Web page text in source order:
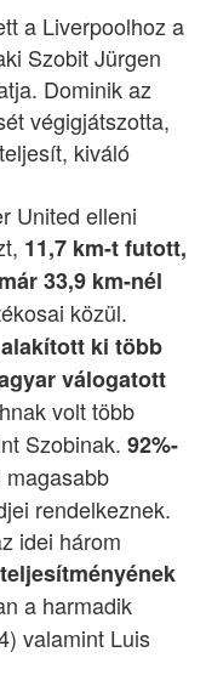
a Liverpoolhoz a
Szobit Jürgen
Dominik az
végigjátszotta,
kiváló
United elleni
11,7 km-t futott,
33,9 km-nél
közül.
ki több
válogatott
volt több
Szobinak. 92%-
magasabb
rendelkeznek.
idei három
a harmadik
valamint Luis